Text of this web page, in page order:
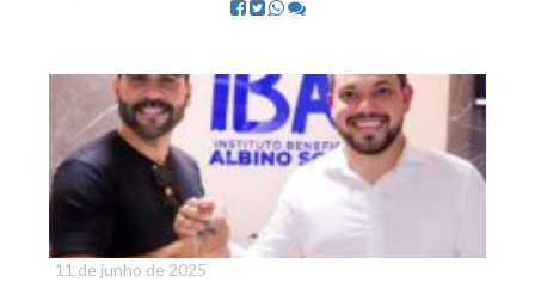
11 de junho de 2025